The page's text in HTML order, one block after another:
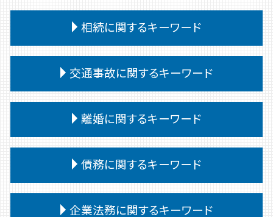
相続に関するキーワード
相続 遺言
相続 いつまで
相続 問題
相続 遺言なし
特別受益 持ち戻し
公正証書遺言 遺留分
交通事故に関するキーワード
交通事故 訴訟
交通事故 通院 慰謝料
交通事故 供述調書 食い違い
交通事故 代車費用 過失割合
交通事故慰謝料 弁護士
離婚に関するキーワード
離婚 子供
離婚 弁護士
離婚裁判 期間
債務に関するキーワード
企業法務に関するキーワード